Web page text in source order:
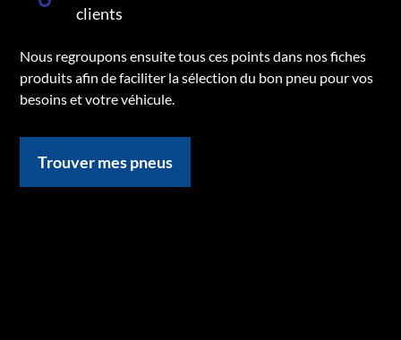
clients
Nous regroupons ensuite tous ces points dans nos fiches
produits afin de faciliter la sélection du bon pneu pour vos
besoins et votre véhicule.
Trouver mes pneus